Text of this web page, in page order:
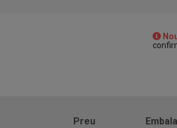
Preu